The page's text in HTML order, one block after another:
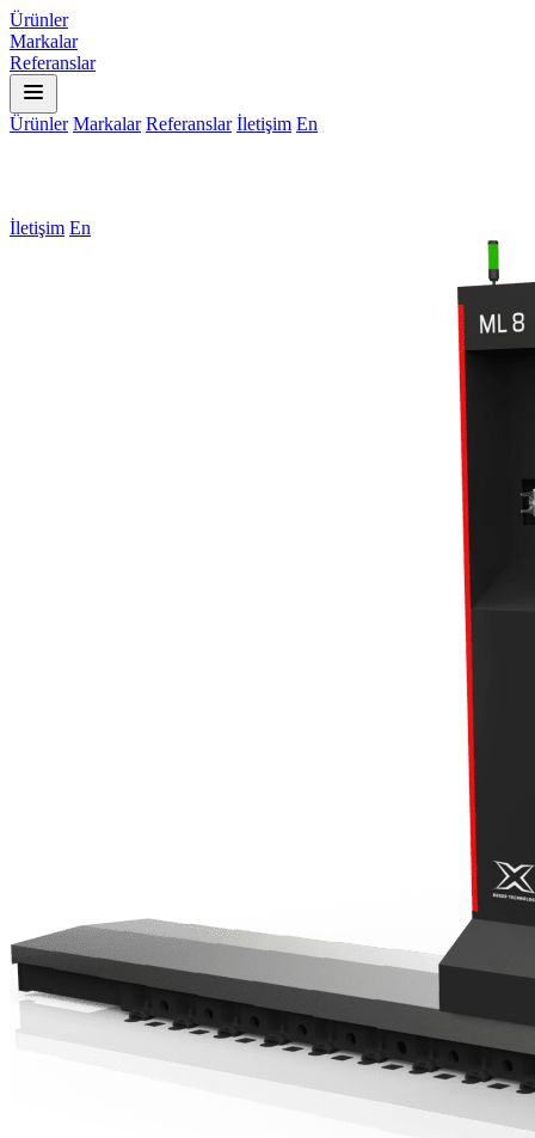
Ürünler
Markalar
Referanslar
Ürünler Markalar Referanslar İletişim En
İletişim En